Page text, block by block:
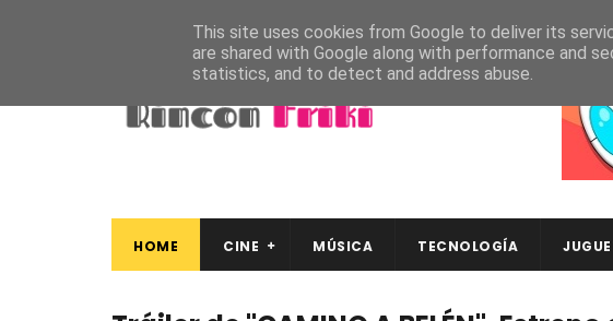
HOME CINE MÚSICA TECNOLOGÍA
This site uses cookies from Google to deliver its
are shared with Google along with performance and
statistics, and to detect and address abuse.